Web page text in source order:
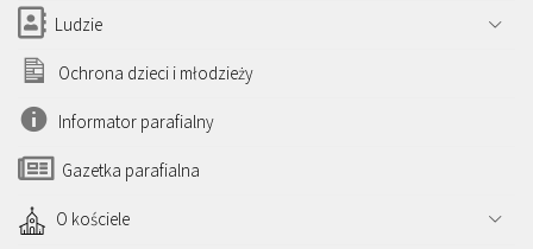
Ludzie
Ochrona dzieci i młodzieży
Informator parafialny
Gazetka parafialna
O kościele